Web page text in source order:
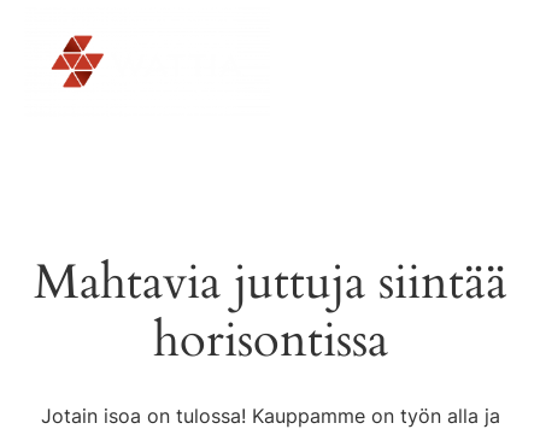
Mahtavia juttuja siintää
horisontissa
Jotain isoa on tulossa! Kauppamme on työn alla ja